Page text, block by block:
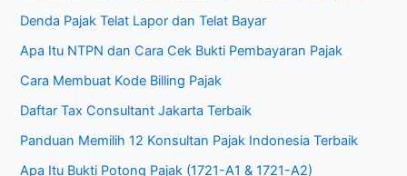
Denda Pajak Telat Lapor dan Telat Bayar
Apa Itu NTPN dan Cara Cek Bukti Pembayaran Pajak
Cara Membuat Kode Billing Pajak
Daftar Tax Consultant Jakarta Terbaik
Panduan Memilih 12 Konsultan Pajak Indonesia Terbaik
Apa Itu Bukti Potong Pajak (1721-A1 & 1721-A2)